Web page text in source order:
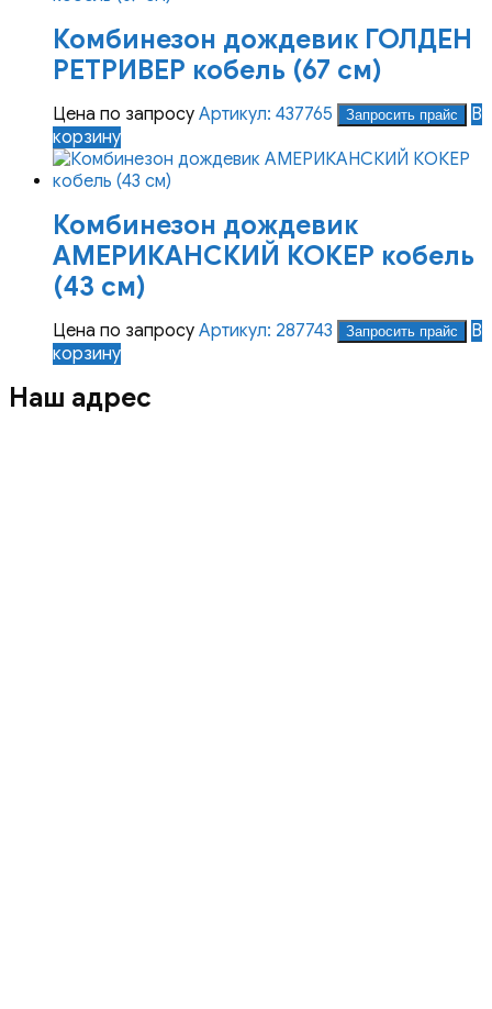
вариаций.
Опции
можно
выбрать
на
странице
товара.
Комбинезон дождевик ГОЛДЕН
РЕТРИВЕР кобель (67 см)
Цена по запросу Артикул: 437765 Запросить прайс
В
корзину
Комбинезон дождевик
АМЕРИКАНСКИЙ КОКЕР кобель
(43 см)
Цена по запросу Артикул: 287743 Запросить прайс
В
корзину
Наш адрес